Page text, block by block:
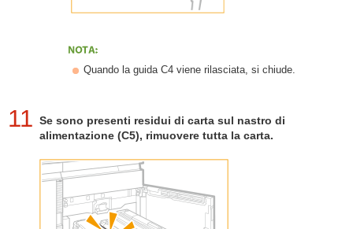
Quando la guida C4 viene rilasciata, si chiude.
11 Se sono presenti residui di carta sul nastro di
alimentazione (C5), rimuovere tutta la carta.